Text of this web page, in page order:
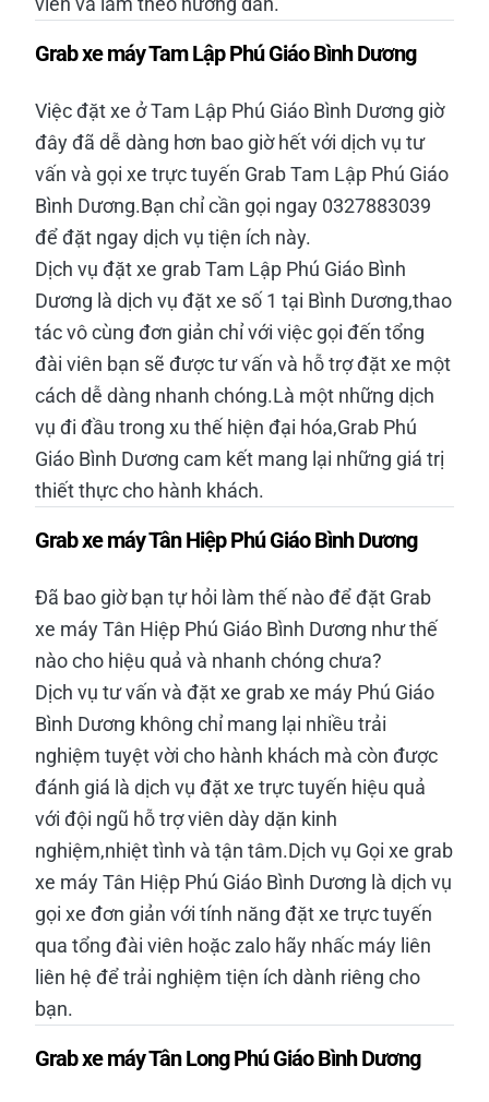
Grab xe máy Tam Lập Phú Giáo Bình Dương
Việc đặt xe ở Tam Lập Phú Giáo Bình Dương giờ
đây đã dễ dàng hơn bao giờ hết với dịch vụ tư
vấn và gọi xe trực tuyến Grab Tam Lập Phú Giáo
Bình Dương.Bạn chỉ cần gọi ngay 0327883039
để đặt ngay dịch vụ tiện ích này.
Dịch vụ đặt xe grab Tam Lập Phú Giáo Bình
Dương là dịch vụ đặt xe số 1 tại Bình Dương,thao
tác vô cùng đơn giản chỉ với việc gọi đến tổng
đài viên bạn sẽ được tư vấn và hỗ trợ đặt xe một
cách dễ dàng nhanh chóng.Là một những dịch
vụ đi đầu trong xu thế hiện đại hóa,Grab Phú
Giáo Bình Dương cam kết mang lại những giá trị
thiết thực cho hành khách.
Grab xe máy Tân Hiệp Phú Giáo Bình Dương
Đã bao giờ bạn tự hỏi làm thế nào để đặt Grab
xe máy Tân Hiệp Phú Giáo Bình Dương như thế
nào cho hiệu quả và nhanh chóng chưa?
Dịch vụ tư vấn và đặt xe grab xe máy Phú Giáo
Bình Dương không chỉ mang lại nhiều trải
nghiệm tuyệt vời cho hành khách mà còn được
đánh giá là dịch vụ đặt xe trực tuyến hiệu quả
với đội ngũ hỗ trợ viên dày dặn kinh
nghiệm,nhiệt tình và tận tâm.Dịch vụ Gọi xe grab
xe máy Tân Hiệp Phú Giáo Bình Dương là dịch vụ
gọi xe đơn giản với tính năng đặt xe trực tuyến
qua tổng đài viên hoặc zalo hãy nhấc máy liên
liên hệ để trải nghiệm tiện ích dành riêng cho
bạn.
Grab xe máy Tân Long Phú Giáo Bình Dương